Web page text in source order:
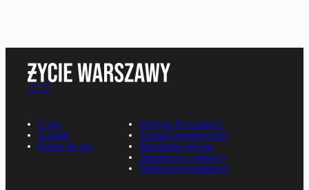
O nas
Kontakt
Napisz do nas
Polityka Prywatności
Zmiana ustawień zgód
Regulamin serwisu
Informacje o nadawcy
Deklaracja dostępności